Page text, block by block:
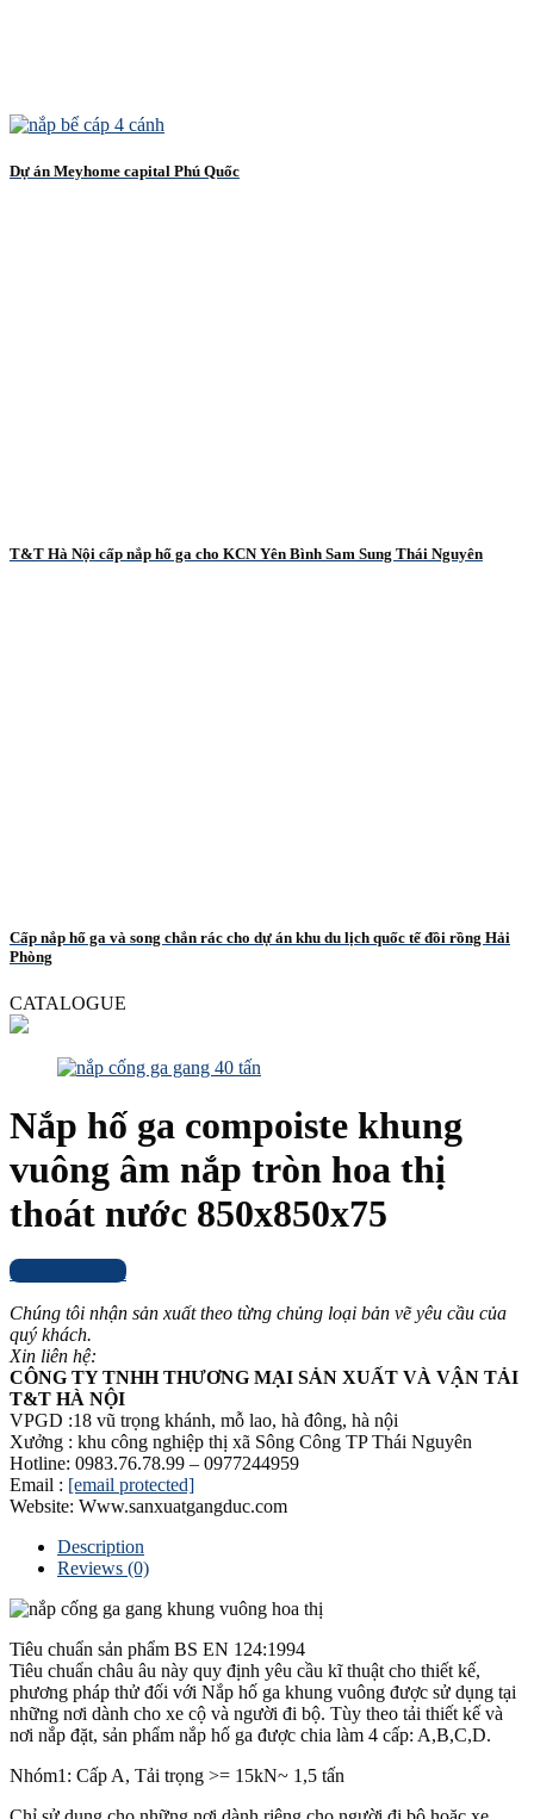
Dự án Meyhome capital Phú Quốc
T&T Hà Nội cấp nắp hố ga cho KCN Yên Bình Sam Sung Thái Nguyên
Cấp nắp hố ga và song chắn rác cho dự án khu du lịch quốc tế đồi rồng Hải
Phòng
CATALOGUE
Nắp hố ga compoiste khung
vuông âm nắp tròn hoa thị
thoát nước 850x850x75
Liên hệ báo giá
Chúng tôi nhận sản xuất theo từng chủng loại bản vẽ yêu cầu của
quý khách.
Xin liên hệ:
CÔNG TY TNHH THƯƠNG MẠI SẢN XUẤT VÀ VẬN TẢI
T&T HÀ NỘI
VPGD :18 vũ trọng khánh, mỗ lao, hà đông, hà nội
Xưởng : khu công nghiệp thị xã Sông Công TP Thái Nguyên
Hotline: 0983.76.78.99 – 0977244959
Email : [email protected]
Website: Www.sanxuatgangduc.com
Description
Reviews (0)
Tiêu chuẩn sản phẩm BS EN 124:1994
Tiêu chuẩn châu âu này quy định yêu cầu kĩ thuật cho thiết kế,
phương pháp thử đối với Nắp hố ga khung vuông được sử dụng tại
những nơi dành cho xe cộ và người đi bộ. Tùy theo tải thiết kế và
nơi nắp đặt, sản phẩm nắp hố ga được chia làm 4 cấp: A,B,C,D.
Nhóm1: Cấp A, Tải trọng >= 15kN~ 1,5 tấn